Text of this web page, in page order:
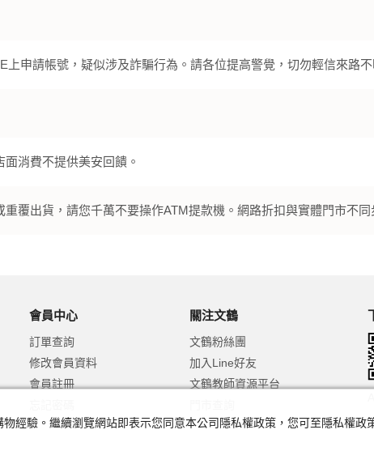
申請帳號，疑似涉及詐騙行為。請各位提高警覺，切勿輕信來路
消費不提供美安回饋。
覆出貨，請您千萬不要操作ATM提款機。網路折扣與實體門市不同
會員中心
訂單查詢
修改會員資料
會員註冊
關注文鶴
文鶴粉絲團
加入Line好友
文鶴教師資源平台
經驗。繼續瀏覽網站即表示您同意本公司隱私權政策，您可至隱私權政